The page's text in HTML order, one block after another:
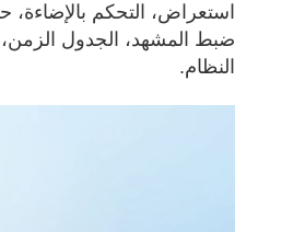
استعراض، التحكم بالإضاءة،
ضبط المشهد، الجدول
النظام.